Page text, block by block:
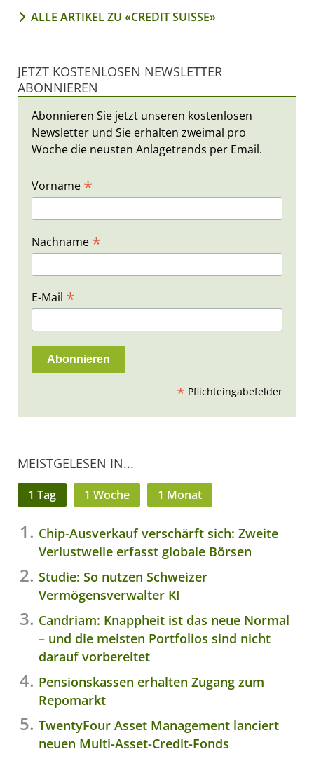
ALLE ARTIKEL ZU «CREDIT SUISSE»
JETZT KOSTENLOSEN NEWSLETTER
ABONNIEREN
Abonnieren Sie jetzt unseren kostenlosen
Newsletter und Sie erhalten zweimal pro
Woche die neusten Anlagetrends per Email.
Vorname *
Nachname *
E-Mail *
* Pflichteingabefelder
MEISTGELESEN IN...
1 Tag 1 Woche 1 Monat
Chip-Ausverkauf verschärft sich: Zweite
Verlustwelle erfasst globale Börsen
Studie: So nutzen Schweizer
Vermögensverwalter KI
Candriam: Knappheit ist das neue Normal
– und die meisten Portfolios sind nicht
darauf vorbereitet
Pensionskassen erhalten Zugang zum
Repomarkt
TwentyFour Asset Management lanciert
neuen Multi-Asset-Credit-Fonds